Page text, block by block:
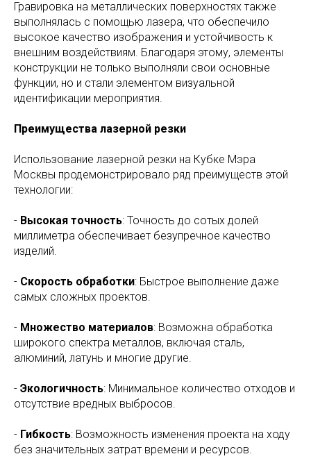
Гравировка на металлических поверхностях также
выполнялась с помощью лазера, что обеспечило
высокое качество изображения и устойчивость к
внешним воздействиям. Благодаря этому, элементы
конструкции не только выполняли свои основные
функции, но и стали элементом визуальной
идентификации мероприятия.
Преимущества лазерной резки
Использование лазерной резки на Кубке Мэра
Москвы продемонстрировало ряд преимуществ этой
технологии:
- Высокая точность: Точность до сотых долей
миллиметра обеспечивает безупречное качество
изделий.
- Скорость обработки: Быстрое выполнение даже
самых сложных проектов.
- Множество материалов: Возможна обработка
широкого спектра металлов, включая сталь,
алюминий, латунь и многие другие.
- Экологичность: Минимальное количество отходов и
отсутствие вредных выбросов.
- Гибкость: Возможность изменения проекта на ходу
без значительных затрат времени и ресурсов.